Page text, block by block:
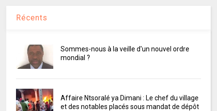
Récents
Sommes-nous à la veille d'un nouvel ordre
mondial ?
Affaire Ntsoralé ya Dimani : Le chef du village
et des notables placés sous mandat de dépôt